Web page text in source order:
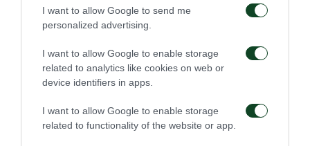
I want to allow Google to send me
personalized advertising.
I want to allow Google to enable storage
related to analytics like cookies on web or
device identifiers in apps.
I want to allow Google to enable storage
related to functionality of the website or app.